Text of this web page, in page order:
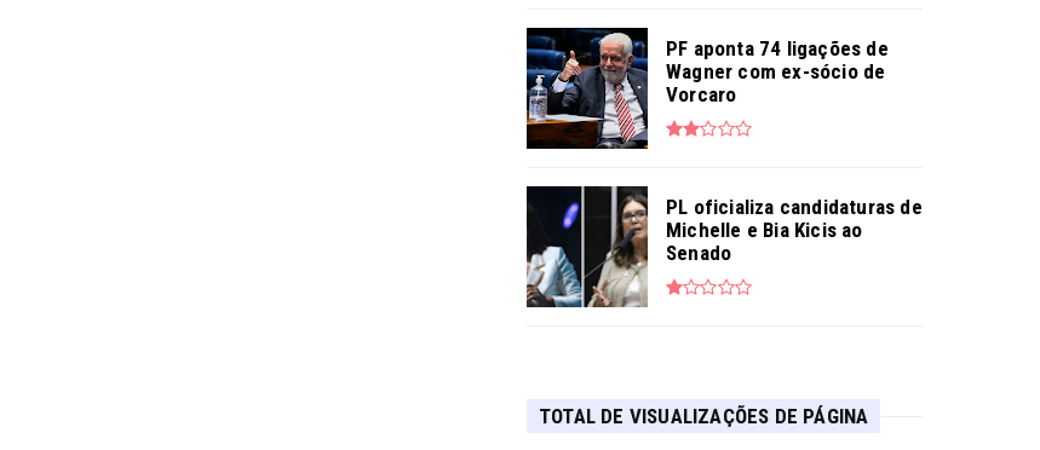
PF aponta 74 ligações de
Wagner com ex-sócio de
Vorcaro
PL oficializa candidaturas de
Michelle e Bia Kicis ao
Senado
TOTAL DE VISUALIZAÇÕES DE PÁGINA